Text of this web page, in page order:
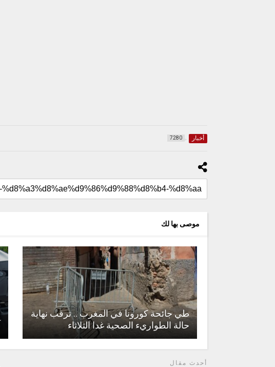
أخبار 7280
موصى بها لك
طي جائحة كورونا في المغرب .. ترقب نهاية
حالة الطواريء الصحية غدا الثلاثاء
أحدث مقال